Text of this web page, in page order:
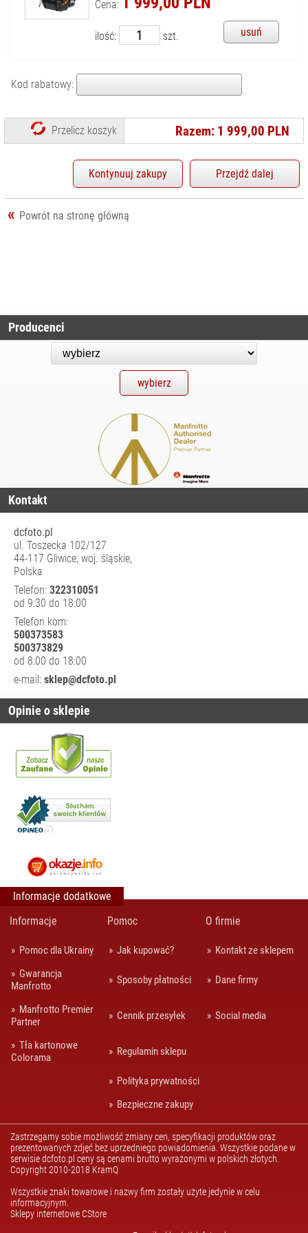
KONTAKT
Cena:
ilość: szt. usuń
Kod rabatowy:
Przelicz koszyk Razem: 1 999,00 PLN
Przejdź dalej
Kontynuuj zakupy
Powrót na stronę główną
DYSKI SSD
FILTRY
GIMBALE/
I SPORTOWE
KARTY PAMIĘCI I
LAMPY BŁYSKOWE
I LED
OBIEKTYWY
FILMOWE
ODZIEŻ
FILMOWCA
OSŁONY
WODOODPORNE
SPRZĘT I
AKCESORIA VR
SPRZĘT
OPTYCZNY I
OBSERWACYJNY
STATYWY I
AKCESORIA
APARATÓW
PASKI I SZELKI
DRONY
PLECAKI NA
POKROWCE
POKROWCE NA
POKROWCE NA
TABLETY
WIDEO
SYSTEMY PASA
TORBY
FOTOGRAFICZNE
TORBY NA
TORBY NA
Producenci
Kontakt
dcfoto.pl
ul. Toszecka 102/127
44-117 Gliwice, woj. śląskie,
Polska
Telefon: 322310051
od 9:30 do 18:00
Telefon kom:
500373583
500373829
od 8:00 do 18:00
e-mail: sklep@dcfoto.pl
Opinie o sklepie
Informacje dodatkowe
Informacje
Pomoc O firmie
Pomoc dla Ukrainy Jak kupować?
Kontakt ze sklepem
Gwarancja
Manfrotto
Sposoby płatności Dane firmy
Manfrotto Premier
Partner
Cennik przesyłek Social media
Tła kartonowe
Colorama
Regulamin sklepu
Polityka prywatności
Bezpieczne zakupy
Zastrzegamy sobie możliwość zmiany cen, specyfikacji produktów oraz
prezentowanych zdjęć bez uprzedniego powiadomienia. Wszystkie podane w
serwisie dcfoto.pl ceny są cenami brutto wyrażonymi w polskich złotych.
Copyright 2010-2018 KramQ
Wszystkie znaki towarowe i nazwy firm zostały użyte jedynie w celu
informacyjnym.
Sklepy internetowe CStore